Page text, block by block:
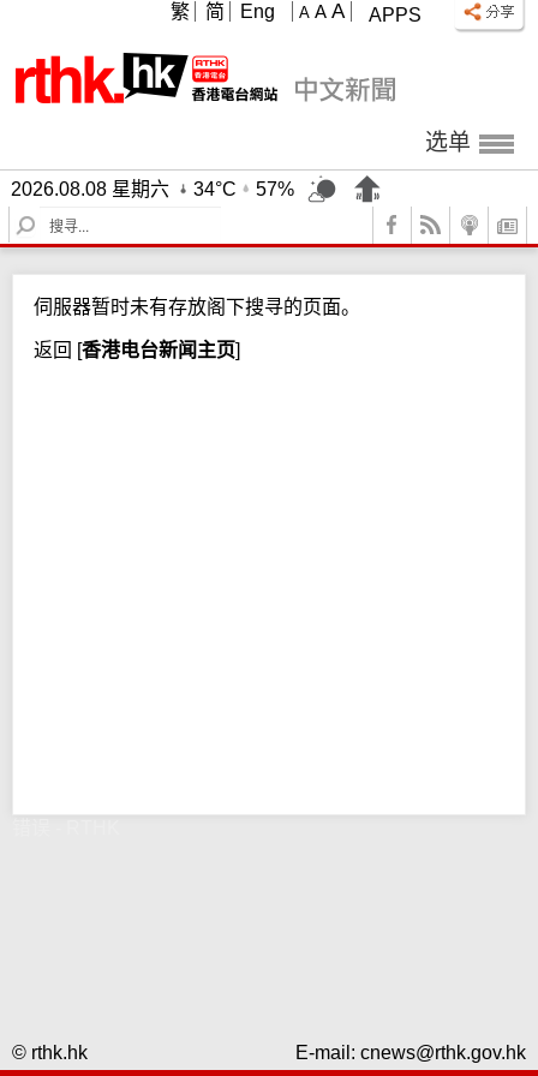
APPS
A A A
繁 简 Eng
选单
2026.08.08 星期六 34°C
57%
S
e
c
h
伺服器暂时未有存放阁下搜寻的页面。
返回 [香港电台新闻主页]
© rthk.hk E-mail: cnews@rthk.gov.hk